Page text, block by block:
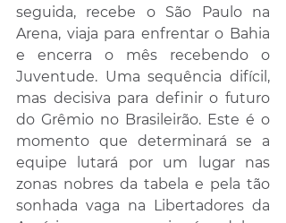
seguida, recebe o São Paulo na
Arena, viaja para enfrentar o Bahia
e encerra o mês recebendo o
Juventude. Uma sequência difícil,
mas decisiva para definir o futuro
do Grêmio no Brasileirão. Este é o
momento que determinará se a
equipe lutará por um lugar nas
zonas nobres da tabela e pela tão
sonhada vaga na Libertadores da